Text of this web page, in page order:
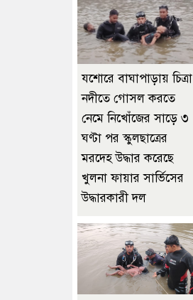
যশোরে বাঘাপাড়ায় চিত্রা
নদীতে গোসল করতে
নেমে নিখোঁজের সাড়ে ৩
ঘণ্টা পর স্কুলছাত্রের
মরদেহ উদ্ধার করেছে
খুলনা ফায়ার সার্ভিসের
উদ্ধারকারী দল